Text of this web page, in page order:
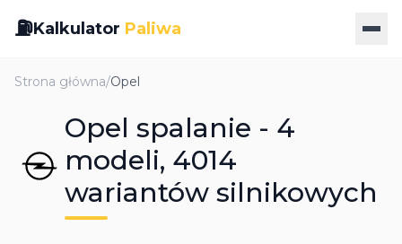
⛽Kalkulator Paliwa
Strona główna/Opel
Opel spalanie - 4
modeli, 4014
wariantów silnikowych